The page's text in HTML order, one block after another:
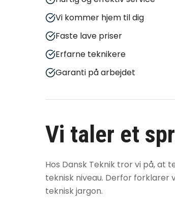
Vi kommer hjem til dig
Faste lave priser
Erfarne teknikere
Garanti på arbejdet
Vi taler et
Hos Dansk Teknik tror vi på,
teknisk niveau. Derfor forklarer
teknisk jargon.